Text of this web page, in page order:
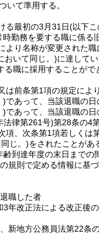
いて準用する。
る最初の3月31日(以下
勤務を要する職に係る
り名称が変更された
おいて同じ。)に達して
職に採用することがで
は前条第1項の規定によ
)であって、当該退職の
)であって、当該退職の
法律第261号)第28条の4
項、次条第1項若しくは
じ。)をされたことがあ
到達年度の末日まで
規則で定める情報に基
職した者
年改正法による改正後
新地方公務員法第22条